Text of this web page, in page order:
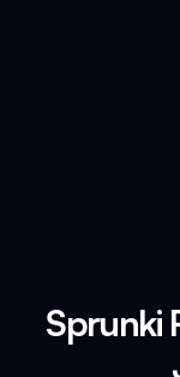
Sprunki